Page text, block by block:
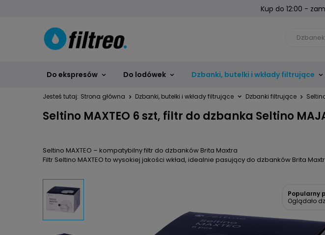
Kup do 12:00 -
Do ekspresów Do lodówek Dzbanki, butelki i wkłady filtrujące
Jesteś tutaj: Strona główna Dzbanki, butelki i wkłady filtrujące Dzbanki filtrujące
Seltino MAXTEO 6 szt, filtr do dzbanka Seltino
Seltino MAXTEO – kompatybilny filtr do dzbanków Brita Maxtra
Filtr Seltino MAXTEO to wysokiej jakości wkład, idealnie pasujący do dzbanków Brita
Popularny
Oglądało